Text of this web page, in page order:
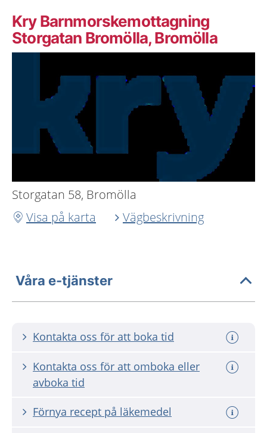
Kry Barnmorskemottagning
Storgatan Bromölla, Bromölla
Storgatan 58, Bromölla
Visa på karta
Vägbeskrivning
Våra e-tjänster
Kontakta oss för att boka tid
Kontakta oss för att omboka eller
avboka tid
Förnya recept på läkemedel